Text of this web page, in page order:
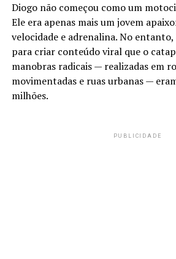
Diogo não começou como um
Ele era apenas mais um jovem
velocidade e adrenalina. No
para criar conteúdo viral que o
manobras radicais — realizadas em
movimentadas e ruas urbanas —
milhões.
PUBLICIDADE